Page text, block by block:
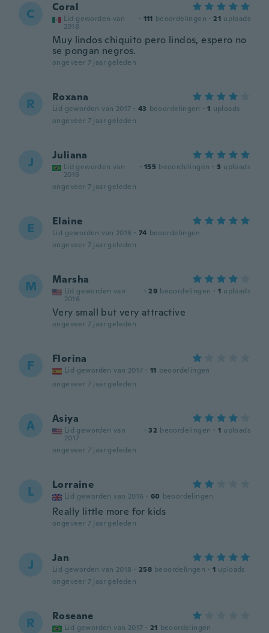
C Coral
Lid geworden van
2018
· 111 beoordelingen · 21 uploads
Muy lindos chiquito pero lindos, espero no
se pongan negros.
ongeveer 7 jaar geleden
R Roxana
Lid geworden van 2017 · 43 beoordelingen · 1 uploads
ongeveer 7 jaar geleden
J Juliana
Lid geworden van
2016
· 155 beoordelingen · 3 uploads
ongeveer 7 jaar geleden
E Elaine
Lid geworden van 2016 · 74 beoordelingen
ongeveer 7 jaar geleden
M Marsha
Lid geworden van
2016
· 29 beoordelingen · 1 uploads
Very small but very attractive
ongeveer 7 jaar geleden
F Florina
Lid geworden van 2017 · 11 beoordelingen
ongeveer 7 jaar geleden
A Asiya
Lid geworden van
2017
· 32 beoordelingen · 1 uploads
ongeveer 7 jaar geleden
L Lorraine
Lid geworden van 2016 · 60 beoordelingen
Really little more for kids
ongeveer 7 jaar geleden
J Jan
Lid geworden van 2018 · 258 beoordelingen · 1 uploads
ongeveer 7 jaar geleden
R Roseane
Lid geworden van 2017 · 21 beoordelingen